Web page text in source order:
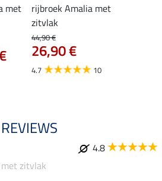
met
rijbroek Amalia met
zitvlak
44,90 €
26,90 €
4.7 10
REVIEWS
4.8
zitvlak